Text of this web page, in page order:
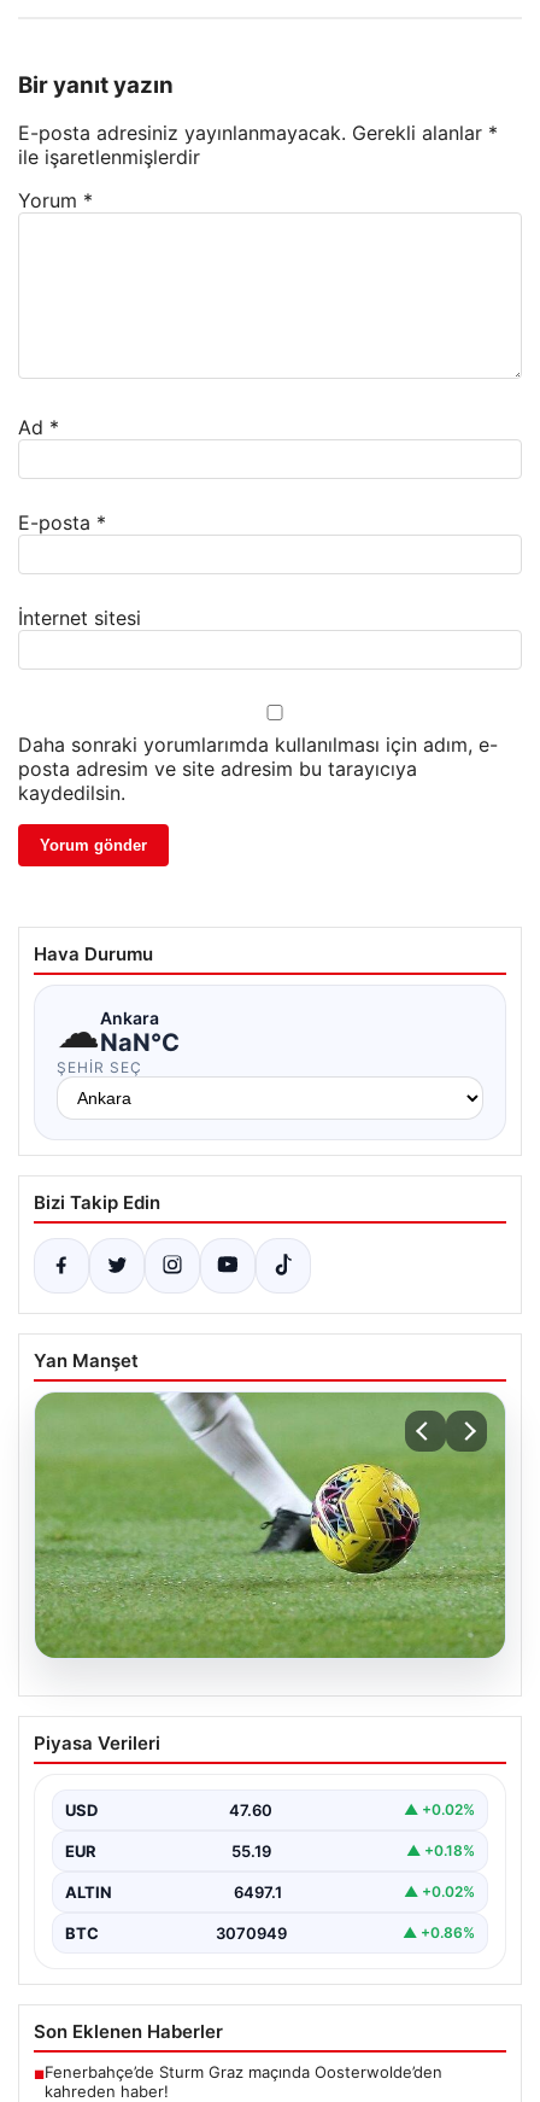
Bir yanıt yazın
E-posta adresiniz yayınlanmayacak. Gerekli alanlar *
ile işaretlenmişlerdir
Yorum *
Ad *
E-posta *
İnternet sitesi
Daha sonraki yorumlarımda kullanılması için adım, e-
posta adresim ve site adresim bu tarayıcıya
kaydedilsin.
Hava Durumu
☁Ankara
NaN°C
ŞEHIR SEÇ
Bizi Takip Edin
Yan Manşet
04 Ağustos 2026 Salı Günkü Maç
Programı ve Yayın Akışları
oldukça hareketli ve heyecan verici bir…
Piyasa Verileri
USD 47.60 ▲ +0.02%
EUR 55.19 ▲ +0.18%
ALTIN 6497.1 ▲ +0.02%
BTC 3070949 ▲ +0.86%
Son Eklenen Haberler
■Fenerbahçe’de Sturm Graz maçında Oosterwolde’den
kahreden haber!